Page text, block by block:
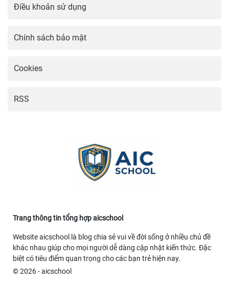
Điều khoản sử dụng
Chính sách bảo mật
Cookies
RSS
Trang thông tin tổng hợp aicschool
Website aicschool là blog chia sẻ vui về đời sống ở nhiều chủ đề
khác nhau giúp cho mọi người dễ dàng cập nhật kiến thức. Đặc
biệt có tiêu điểm quan trọng cho các bạn trẻ hiện nay.
© 2026 - aicschool